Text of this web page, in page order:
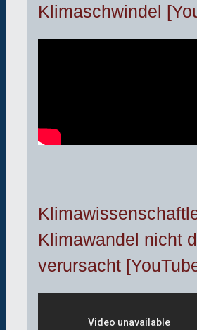
Klimaschwindel
Klimawandel nicht
verursacht